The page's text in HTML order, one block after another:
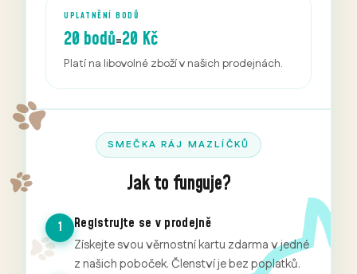
UPLATNĚNÍ BODŮ
20 bodů=20 Kč
Platí na libovolné zboží v našich prodejnách.
SMEČKA RÁJ MAZLÍČKŮ
Jak to funguje?
1 Registrujte se v prodejně
Získejte svou věrnostní kartu zdarma v jedné
z našich poboček. Členství je bez poplatků.